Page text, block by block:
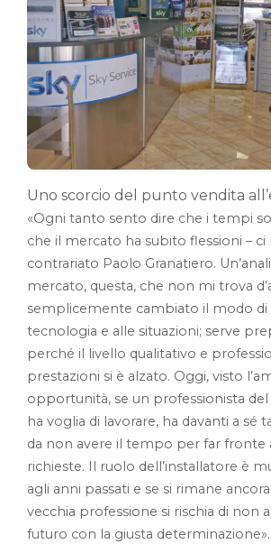
Uno scorcio del punto vendita
«Ogni tanto sento dire che i tempi
che il mercato ha subito flessioni – ci
contrariato Paolo Granatiero.
mercato, questa, che non mi trova
semplicemente cambiato il modo di
tecnologia e alle situazioni; serve
perché il livello qualitativo e
prestazioni si è alzato. Oggi, visto
opportunità, se un professionista
ha voglia di lavorare, ha davanti a sé
da non avere il tempo per far fronte
richieste. Il ruolo dell’installatore è
agli anni passati e se si rimane
vecchia professione si rischia di non
futuro con la giusta determinazione».